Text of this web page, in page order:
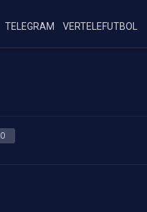
TELEGRAM VERTELEFUTBOL
0